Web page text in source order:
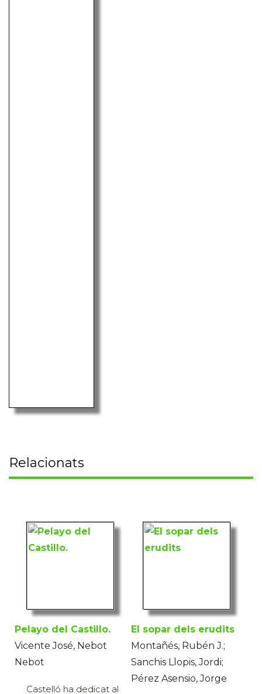
Relacionats
Pelayo del Castillo.
Vicente José, Nebot
Nebot
Castelló ha dedicat al
El sopar dels erudits
Montañés, Rubén J.;
Sanchis Llopis, Jordi;
Pérez Asensio, Jorge